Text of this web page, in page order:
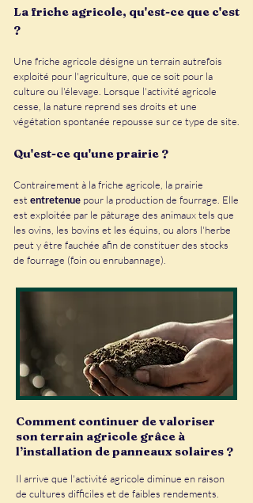
La friche agricole, qu'est-ce que c'est
?
Une friche agricole désigne un terrain autrefois
exploité pour l'agriculture, que ce soit pour la
culture ou l'élevage. Lorsque l'activité agricole
cesse, la nature reprend ses droits et une
végétation spontanée repousse sur ce type de site.
Qu'est-ce qu'une prairie ?
Contrairement à la friche agricole, la prairie
est entretenue pour la production de fourrage. Elle
est exploitée par le pâturage des animaux tels que
les ovins, les bovins et les équins, ou alors l'herbe
peut y être fauchée afin de constituer des stocks
de fourrage (foin ou enrubannage).
Comment continuer de valoriser
son terrain agricole grâce à
l’installation de panneaux solaires ?
​Il arrive que l'activité agricole diminue en raison
de cultures difficiles et de faibles rendements.